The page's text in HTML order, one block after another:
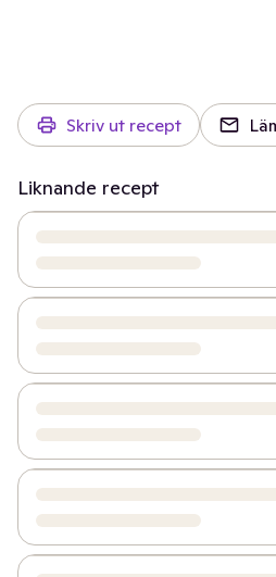
Skriv ut recept
Liknande recept